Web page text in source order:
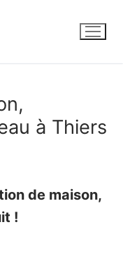
à Thiers
de maison,
!